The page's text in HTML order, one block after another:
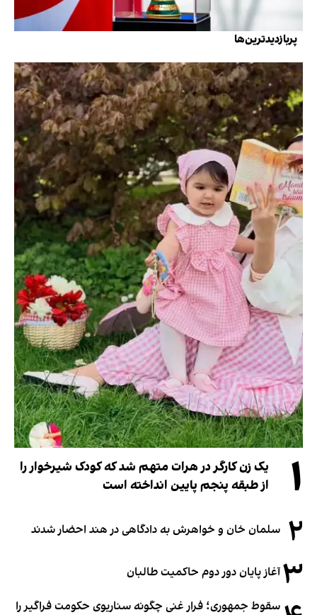
پربازدیدترین‌ها
۱
یک زن کارگر در هرات متهم شد که کودک شیرخوار را
از طبقه پنجم پایین انداخته است
۲ سلمان خان و خواهرش به دادگاهی در هند احضار شدند
۳آغاز پایان دور دوم حاکمیت طالبان
سقوط جمهوری؛ فرار غنی چگونه سناریوی حکومت فراگیر را